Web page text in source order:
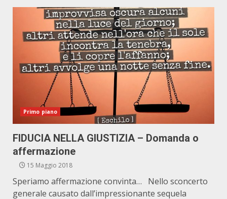
Primo piano
FIDUCIA NELLA GIUSTIZIA – Domanda o
affermazione
15 Maggio 2018
Speriamo affermazione convinta… Nello sconcerto
generale causato dall’impressionante sequela